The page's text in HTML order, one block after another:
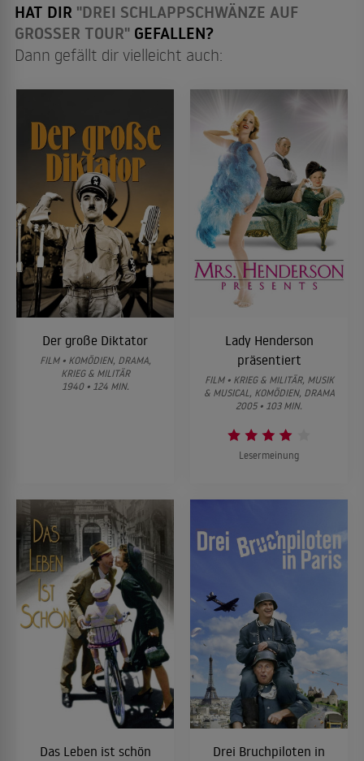
HAT DIR "DREI SCHLAPPSCHWÄNZE AUF
GROSSER TOUR" GEFALLEN?
Dann gefällt dir vielleicht auch:
Der große Diktator
FILM • KOMÖDIEN, DRAMA,
KRIEG & MILITÄR
1940 • 124 MIN.
Lady Henderson
präsentiert
FILM • KRIEG & MILITÄR, MUSIK
& MUSICAL, KOMÖDIEN, DRAMA
2005 • 103 MIN.
Lesermeinung
Das Leben ist schön
Drei Bruchpiloten in